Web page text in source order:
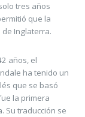
tres años
que la
de Inglaterra.
años, el
ha tenido un
que se basó
la primera
Su traducción se